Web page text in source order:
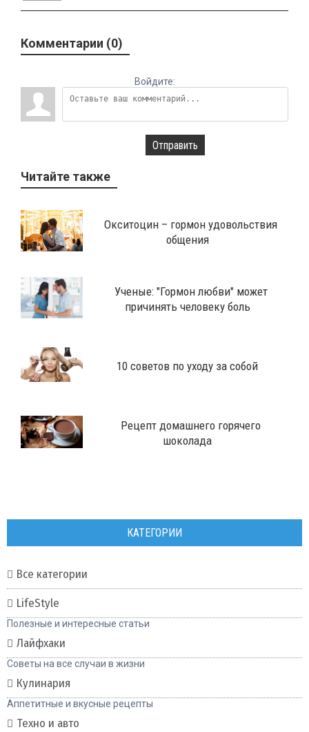
Комментарии (0)
Войдите:
Отправить
Читайте также
Окситоцин – гормон удовольствия
общения
​Ученые: "Гормон любви" может
причинять человеку боль
10 советов по уходу за собой
Рецепт домашнего горячего
шоколада
КАТЕГОРИИ
Все категории
LifeStyle
Полезные и интересные статьи
Лайфхаки
Советы на все случаи в жизни
Кулинария
Аппетитные и вкусные рецепты
Техно и авто